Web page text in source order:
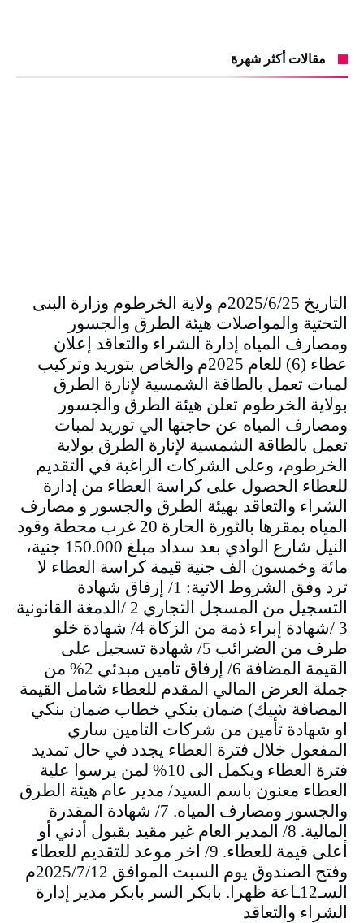
مقالات أكثر شهرة
التاريخ 2025/6/25م ولاية الخرطوم وزارة البنى
التحتية والمواصلات هيئة الطرق والجسور
ومصارف المياه إدارة الشراء والتعاقد إعلان
عطاء (6) للعام 2025م والخاص بتوريد وتركيب
لمبات تعمل بالطاقة الشمسية لإنارة الطرق
بولاية الخرطوم تعلن هيئة الطرق والجسور
ومصارف المياه عن حاجتها الي توريد لمبات
تعمل بالطاقة الشمسية لإنارة الطرق بولاية
الخرطوم، وعلى الشركات الراغبة في التقديم
للعطاء الحصول على كراسة العطاء من إدارة
الشراء والتعاقد بهيئة الطرق والجسور و مصارف
المياه بمقرها بالثورة الحارة 20 غرب محطة وقود
النيل شارع الوادي بعد سداد مبلغ 150.000 جنية،
مائة وخمسون الف جنية قيمة كراسة العطاء لا
ترد وفق الشروط الاتية: 1/ إرفاق شهادة
التسجيل من المسجل التجاري 2 /الدمغة القانونية
3 /شهادة إبراء ذمة من الزكاة 4/ شهادة خلو
طرف من الضرائب 5/ شهادة تسجيل على
القيمة المضافة 6/ إرفاق تامين مبدئي 2% من
جملة العرض المالي المقدم للعطاء شامل القيمة
المضافة شيك) ضمان بنكي خطاب ضمان بنكي
او شهادة تأمين من شركات التامين ساري
المفعول خلال فترة العطاء يجدد في حال تمديد
فترة العطاء ويكمل الى 10% لمن يرسوا علية
العطاء معنون باسم السيد/ مدير عام هيئة الطرق
والجسور ومصارف المياه. 7/ شهادة المقدرة
المالية. 8/ المدير العام غير مقيد بقبول أدني أو
أعلى قيمة للعطاء. 9/ اخر موعد للتقديم للعطاء
وفتح الصندوق يوم السبت الموافق 2025/7/12م
السـ12ـاعة ظهرا. بابكر السر بابكر مدير إدارة
الشراء والتعاقد